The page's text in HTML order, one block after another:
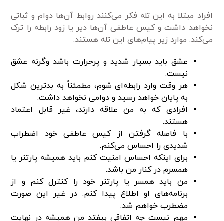
افراد مبتلا به این تله فکر می‌کنند روابط آن‌ها دوام و ثباتی
نخواهد داشت و کیس عاطفی آن‌ها دیر یا زود رابطه را ترک
می‌کند. موارد زیر پیام‌های این تله هستند:
عشق باید بسیار شدید و پرحرارت باشد وگرنه عشق
نیست.
هر وقت وارد رابطه‌ای شوم، مطمئناً به بدترین شکل
به پایان خواهد رسید و دوامی نخواهد داشت.
افرادی که به من علاقه دارند، غیر قابل اعتماد
هستند.
با فاصله گرفتن از کیس عاطفی خود اضطراب
شدیدی را احساس می‌کنم.
برای اینکه احساس امنیت کنم باید همیشه پارتنر یا
همسرم در کنار من باشد.
من باید همسر یا پارتنر خود را کنترل کنم و از
برنامه‌های او اطلاع پیدا کنم. در غیر این صورت
مضطرب خواهم شد.
مهم نیست چه اتفاقی بیفتد من همیشه در نهایت